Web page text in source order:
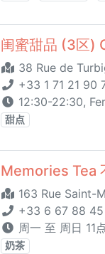
闺蜜甜品 (3区)
38 Rue de
+33 1 71 21 90
12:30-22:30,
甜点
Memories Tea
163 Rue Saint-
+33 6 67 88
周一 至 周日 11
奶茶